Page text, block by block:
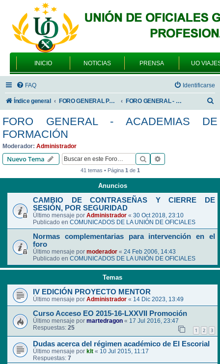
INICIO NOTICIAS PRENSA UO
FAQ Identificarse
Índice general FORO GENERAL PARA TODOS LOS USUARIOS FORO GENERAL - ACADEMIAS DE FORMACIÓN
s
FORO GENERAL - ACADEMIAS DE
FORMACIÓN
Moderador: Administrador
Nuevo Tema Buscar
41 temas • Página 1de 1
Anuncios
CAMBIO DE CONTRASEÑAS Y CIERRE DE
SESIÓN, POR SEGURIDAD
Último mensaje por Administrador « 30 Oct 2018, 23:10
Publicado en COMUNICADOS DE LA UNIÓN DE OFICIALES
Normas complementarias para intervención en el
foro
Último mensaje por moderador « 24 Feb 2006, 14:43
Publicado en COMUNICADOS DE LA UNIÓN DE OFICIALES
Temas
IV EDICIÓN PROYECTO MENTOR
Último mensaje por Administrador « 14 Dic 2023, 13:49
Curso Acceso EO 2015-16-LXXVII Promoción
Último mensaje por martedragon « 17 Jul 2016, 23:47
Respuestas: 25 1 2 3
Dudas acerca del régimen académico de El Escorial
Último mensaje por klt « 10 Jul 2015, 11:17
Respuestas: 7